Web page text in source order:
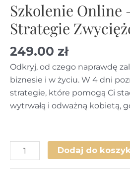
Szkolenie Online
Strategie
249.00 zł
Odkryj, od czego naprawdę
biznesie i w życiu. W 4 dni
strategie, które pomogą Ci
wytrwałą i odważną kobietą,
ilość
Szkolenie
Dodaj do